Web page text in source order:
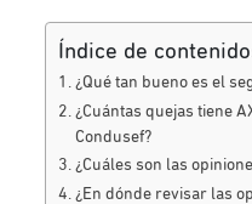
Índice de
¿Qué tan bueno es el
¿Cuántas quejas tiene
Condusef?
¿Cuáles son las
¿En dónde revisar las